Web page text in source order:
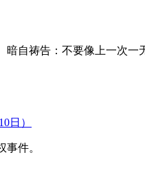
自祷告：不要像上一次一
日）
件。